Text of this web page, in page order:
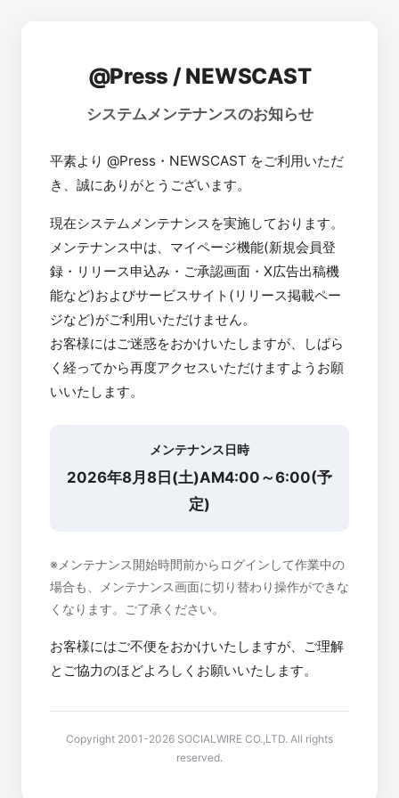
@Press / NEWSCAST
システムメンテナンスのお知らせ
平素より @Press・NEWSCAST をご利用いただ
き、誠にありがとうございます。
現在システムメンテナンスを実施しております。
メンテナンス中は、マイページ機能(新規会員登
録・リリース申込み・ご承認画面・X広告出稿機
能など)およびサービスサイト(リリース掲載ペー
ジなど)がご利用いただけません。
お客様にはご迷惑をおかけいたしますが、しばら
く経ってから再度アクセスいただけますようお願
いいたします。
メンテナンス日時
2026年8月8日(土)AM4:00～6:00(予
定)
※メンテナンス開始時間前からログインして作業中の
場合も、メンテナンス画面に切り替わり操作ができな
くなります。ご了承ください。
お客様にはご不便をおかけいたしますが、ご理解
とご協力のほどよろしくお願いいたします。
Copyright 2001-2026 SOCIALWIRE CO.,LTD. All rights
reserved.